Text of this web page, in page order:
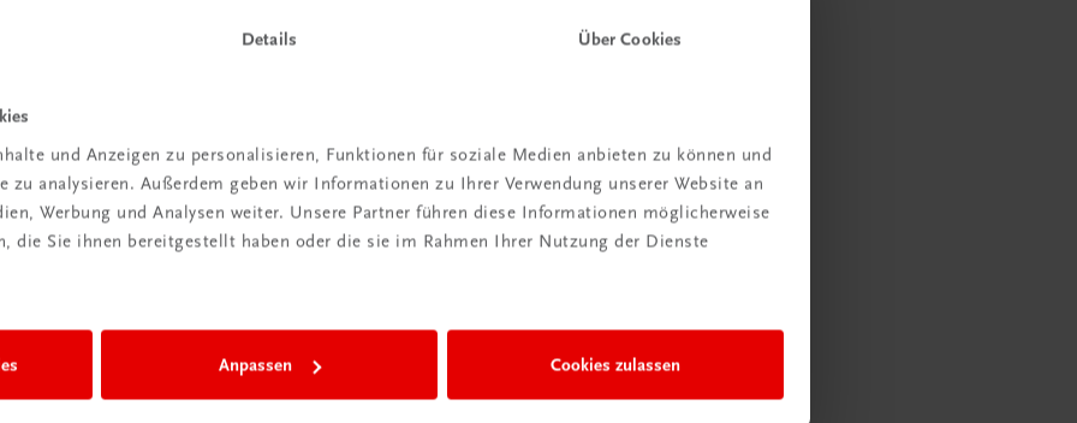
Details Über Cookies
und Anzeigen zu personalisieren, Funktionen für soziale Medien anbieten zu können und
zu analysieren. Außerdem geben wir Informationen zu Ihrer Verwendung unserer Website an
Werbung und Analysen weiter. Unsere Partner führen diese Informationen möglicherweise
die Sie ihnen bereitgestellt haben oder die sie im Rahmen Ihrer Nutzung der Dienste
Anpassen Cookies zulassen
der
eine